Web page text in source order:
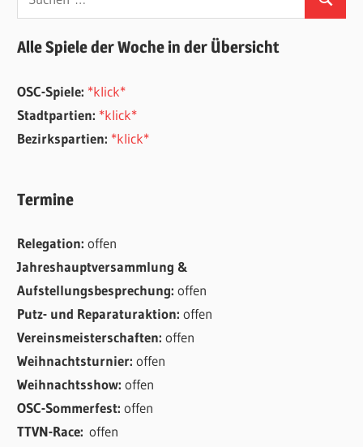
nach:
Suchen
Alle Spiele der Woche in der Übersicht
OSC-Spiele: *klick*
Stadtpartien: *klick*
Bezirkspartien: *klick*
Termine
Relegation:offen
Jahreshauptversammlung &
Aufstellungsbesprechung:offen
Putz- und Reparaturaktion:offen
Vereinsmeisterschaften:offen
Weihnachtsturnier:offen
Weihnachtsshow:offen
OSC-Sommerfest:offen
TTVN-Race:offen